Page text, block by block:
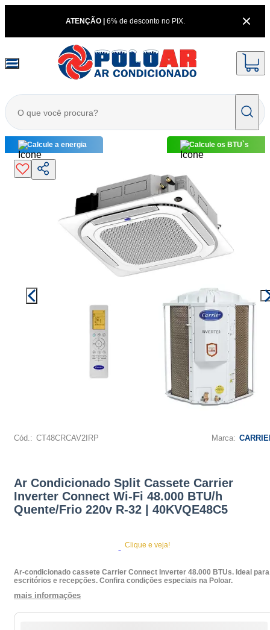
ATENÇÃO | 6% de desconto no PIX.
Calcule a energia Calcule os BTU`s
Cód.: CT48CRCAV2IRP Marca:
Ar Condicionado Split Cassete Carrier
Inverter Connect Wi-Fi 48.000 BTU/h
Quente/Frio 220v R-32 | 40KVQE48C5
Clique e veja!
Ar-condicionado cassete Carrier Connect Inverter 48.000 BTUs. Ideal para
escritórios e recepções. Confira condições especiais na Poloar.
mais informações